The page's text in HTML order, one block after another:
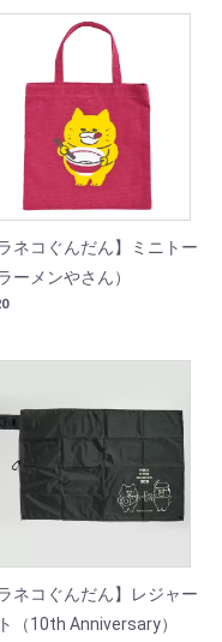
ラネコぐんだん】ミニトー
ーメンやさん）
ラネコぐんだん】レジャー
（10th Anniversary）